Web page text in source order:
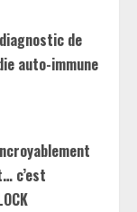
de
auto-immune
c’est